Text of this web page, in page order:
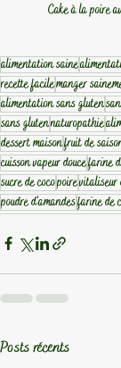
Cake à la poire
alimentation saine
recette facilemanger
alimentation sans gluten
sans glutennaturopathie
dessert maisonfruit de
cuisson vapeur doucefarine
sucre de cocopoirevitaliseur
poudre d'amandesfarine de
Posts récents